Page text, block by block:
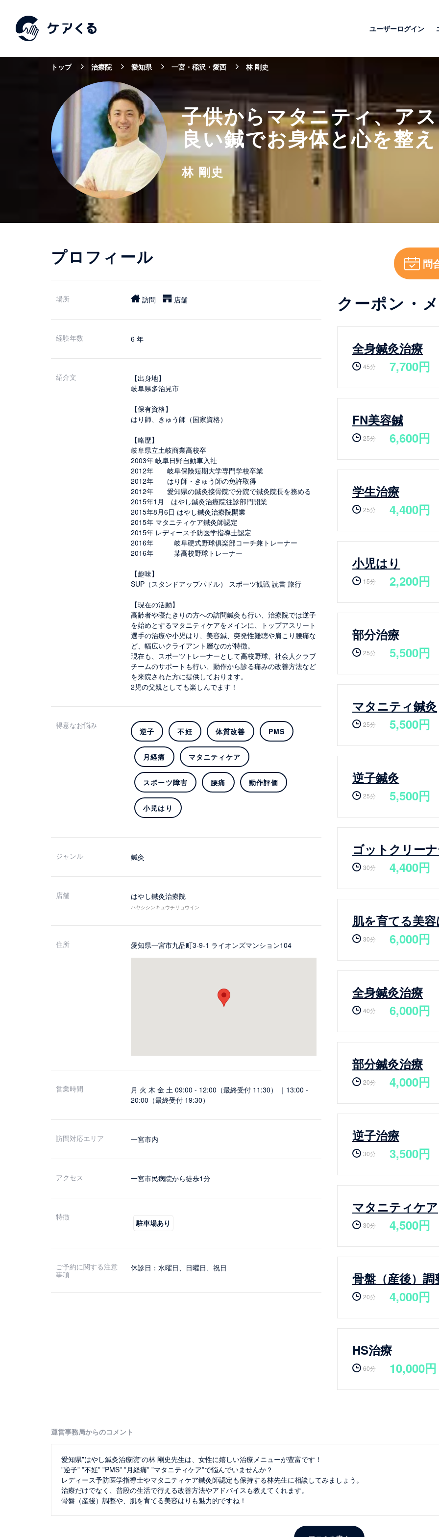
ユーザーログイン
トップ 治療院 愛知県 一宮・稲沢・愛西 林 剛史
子供からマタニティ、ア
良い鍼でお身体と心を整
林 剛史
プロフィール
場所 訪問 店舗
経験年数 6 年
紹介文
【出身地】
岐阜県多治見市
【保有資格】
はり師、きゅう師（国家資格）
【略歴】
岐阜県立土岐商業高校卒
2003年 岐阜日野自動車入社
2012年 岐阜保険短期大学専門学校卒業
2012年 はり師・きゅう師の免許取得
2012年 愛知県の鍼灸接骨院で分院で鍼灸院長を務める
2015年1月 はやし鍼灸治療院往診部門開業
2015年8月6日 はやし鍼灸治療院開業
2015年 マタニティケア鍼灸師認定
2015年 レディース予防医学指導士認定
2016年 岐阜硬式野球俱楽部コーチ兼トレーナー
2016年 某高校野球トレーナー
【趣味】
SUP（スタンドアップパドル） スポーツ観戦 読書 旅行
【現在の活動】
高齢者や寝たきりの方への訪問鍼灸も行い、治療院では逆子
を始めとするマタニティケアをメインに、トップアスリート
選手の治療や小児はり、美容鍼、突発性難聴や肩こり腰痛な
ど、幅広いクライアント層なのが特徴。
現在も、スポーツトレーナーとして高校野球、社会人クラブ
チームのサポートも行い、動作から診る痛みの改善方法など
を来院された方に提供しております。
2児の父親としても楽しんでます！
得意なお悩み
逆子 不妊 体質改善 PMS
月経痛 マタニティケア
スポーツ障害 腰痛 動作評価
小児はり
ジャンル 鍼灸
店舗 はやし鍼灸治療院
ハヤシシンキュウチリョウイン
住所 愛知県一宮市九品町3-9-1 ライオンズマンション104
営業時間
月 火 木 金 土 09:00 - 12:00（最終受付 11:30） ｜13:00 -
20:00（最終受付 19:30）
訪問対応エリア 一宮市内
アクセス 一宮市民病院から徒歩1分
特徴
駐車場あり
ご予約に関する注意
事項
休診日：水曜日、日曜日、祝日
問
クーポン・
全身鍼灸治療
45分 7,700円
FN美容鍼
25分 6,600円
学生治療
25分 4,400円
小児はり
15分 2,200円
部分治療
25分 5,500円
マタニティ鍼灸
25分 5,500円
逆子鍼灸
25分 5,500円
ゴットクリー
30分 4,400円
肌を育てる美
30分 6,000円
全身鍼灸治療
40分 6,000円
部分鍼灸治療
20分 4,000円
逆子治療
30分 3,500円
マタニティケア
30分 4,500円
骨盤（産後）調
20分 4,000円
HS治療
60分 10,000円
運営事務局からのコメント
愛知県”はやし鍼灸治療院”の林 剛史先生は、女性に嬉しい治療メニューが豊富です！
”逆子” ”不妊” ”PMS” ”月経痛” ”マタニティケア”で悩んでいませんか？
レディース予防医学指導士やマタニティケア鍼灸師認定も保持する林先生に相談してみましょう。
治療だけでなく、普段の生活で行える改善方法やアドバイスも教えてくれます。
骨盤（産後）調整や、肌を育てる美容はりも魅力的ですね！